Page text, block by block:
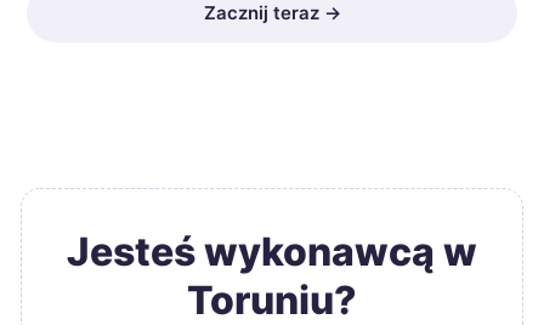
Zacznij teraz →
Jesteś wykonawcą w
Toruniu?